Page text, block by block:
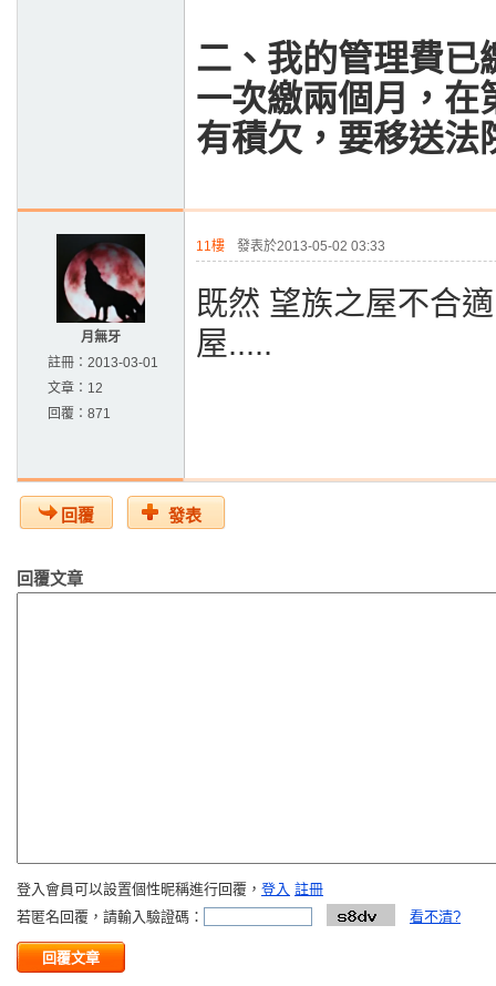
二、我的管理費已
一次繳兩個月，在
有積欠，要移送法
月無牙
註冊： 2013-03-01
文章： 12
回覆： 871
11樓 發表於2013-05-02 03:33
既然 望族之屋不合
屋.....
回覆 發表
回覆文章
登入會員可以設置個性昵稱進行回覆， 登入 註冊
若匿名回覆，請輸入驗證碼：
看不清?